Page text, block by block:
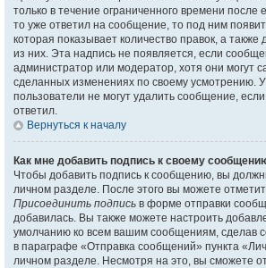
только в течение ограниченного времени после
то уже ответил на сообщение, то под ним
которая показывает количество правок, а также
из них. Эта надпись не появляется, если
администратор или модератор, хотя они могут
сделанных изменениях по своему усмотрению.
пользователи не могут удалить сообщение,
ответил.
Вернуться к началу
Как мне добавить подпись к своему
Чтобы добавить подпись к сообщению, вы
личном разделе. После этого вы можете
Присоединить подпись в форме отправки
добавилась. Вы также можете настроить
умолчанию ко всем вашим сообщениям, сделав
в параграфе «Отправка сообщений» пункта
личном разделе. Несмотря на это, вы сможете